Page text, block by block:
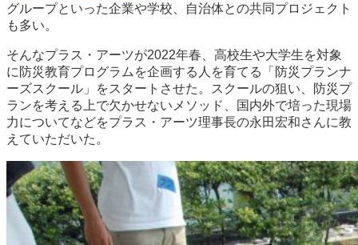
グループといった企業や学校、自治体との共同プロジェクト
も多い。
そんなプラス・アーツが2022年春、高校生や大学生を対象
に防災教育プログラムを企画する人を育てる「防災プランナ
ーズスクール」をスタートさせた。スクールの狙い、防災プ
ランを考える上で欠かせないメソッド、国内外で培った現場
力についてなどをプラス・アーツ理事長の永田宏和さんに教
えていただいた。